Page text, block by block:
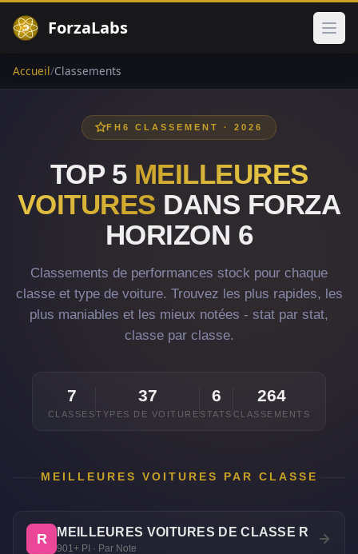
ForzaLabs
Accueil/Classements
FH6 CLASSEMENT · 2026
TOP 5 MEILLEURES
VOITURES DANS FORZA
HORIZON 6
Classements de performances stock pour chaque
classe et type de voiture. Trouvez les plus rapides, les
plus maniables et les mieux notées - stat par stat,
classe par classe.
7
CLASSES
37
TYPES DE VOITURE
6
STATS
264
CLASSEMENTS
MEILLEURES VOITURES PAR CLASSE
R MEILLEURES VOITURES DE CLASSE R
901+ PI · Par Note